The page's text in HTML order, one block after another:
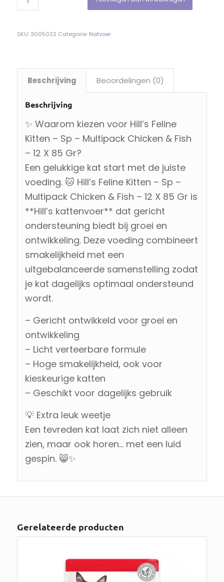
SKU: 3005022 Categorie: Natvoer
Beschrijving Beoordelingen (0)
Beschrijving
✨ Waarom kiezen voor Hill’s Feline
Kitten – Sp – Multipack Chicken & Fish
– 12 X 85 Gr?
Een gelukkige kat start met de juiste
voeding. 🐱 Hill’s Feline Kitten – Sp –
Multipack Chicken & Fish – 12 X 85 Gr is
**Hill’s kattenvoer** dat gericht
ondersteuning biedt bij groei en
ontwikkeling. Deze voeding combineert
smakelijkheid met een
uitgebalanceerde samenstelling zodat
je kat dagelijks optimaal ondersteund
wordt.
– Gericht ontwikkeld voor groei en
ontwikkeling
– Licht verteerbare formule
– Hoge smakelijkheid, ook voor
kieskeurige katten
– Geschikt voor dagelijks gebruik
💡 Extra leuk weetje
Een tevreden kat laat zich niet alleen
zien, maar ook horen… met een luid
gespin. 😸✨
Gerelateerde producten